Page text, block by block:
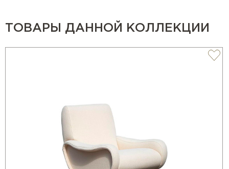
ТОВАРЫ ДАННОЙ КОЛЛЕКЦИИ